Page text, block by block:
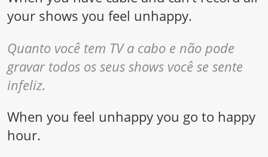
your shows you feel unhappy.
Quanto você tem TV a cabo e não pode
gravar todos os seus shows você se sente
infeliz.
When you feel unhappy you go to happy
hour.